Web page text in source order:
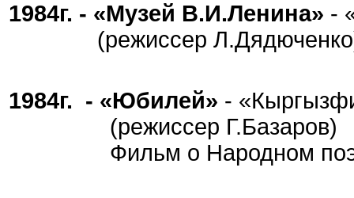
1984г. - «Музей В.И.Ленина» -
(режиссер
1984г. - «Юбилей» -
(режиссер Г.Базаров)
Фильм о Народном поэте